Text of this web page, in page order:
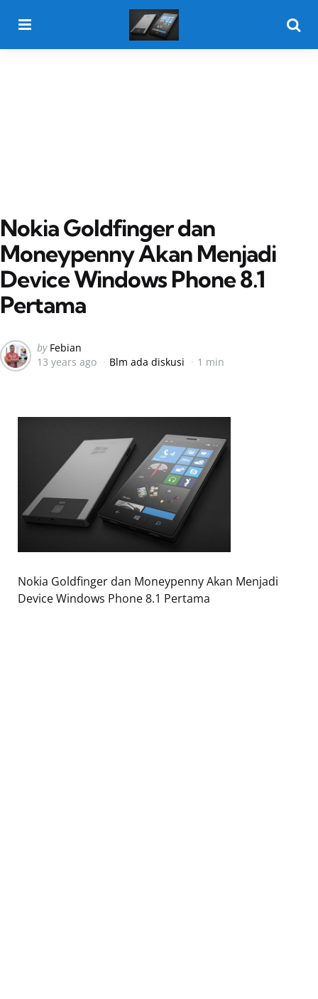
Nokia Goldfinger dan
Moneypenny Akan Menjadi
Device Windows Phone 8.1
Pertama
Posted
by
by Febian
13 years ago
Blm ada diskusi 1 min
Nokia Goldfinger dan Moneypenny Akan Menjadi
Device Windows Phone 8.1 Pertama